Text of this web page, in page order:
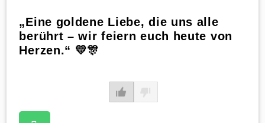
„Eine goldene Liebe, die uns alle
berührt – wir feiern euch heute von
Herzen.“ 💛🎊